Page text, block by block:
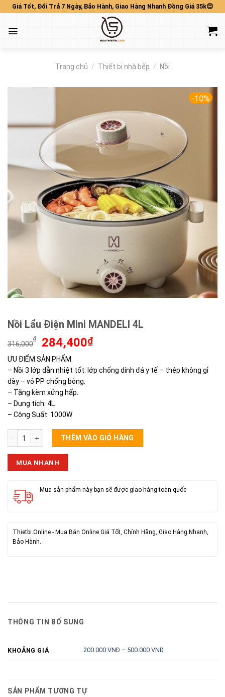
Skip
content
Giá Tốt, Đổi Trả 7 Ngày, Bảo Hành, Giao Hàng Nhanh Đồng Giá 35k😍
Trang chủ / Thiết bị nhà bếp / Nồi
-10%
Nồi Lẩu Điện Mini MANDELI 4L
316,000
₫
Giá
gốc
là:
316,000₫.
284,400₫Giá
là:
ƯU ĐIỂM SẢN PHẨM:
– Nồi 3 lớp dẫn nhiệt tốt: lớp chống dính đá y tế – thép không gỉ
dày – vỏ PP chống bỏng.
– Tặng kèm xửng hấp.
– Dung tích: 4L
– Công Suất: 1000W
Nồi Lẩu Điện Mini MANDELI 4L số lượng
THÊM VÀO GIỎ HÀNG
MUA NHANH
Mua sản phẩm này bạn sẽ được giao hàng toàn quốc
Thietbi.Online - Mua Bán Online Giá Tốt, Chính Hãng, Giao Hàng Nhanh,
Bảo Hành.
THÔNG TIN BỔ SUNG
KHOẢNG GIÁ 200.000 VNĐ – 500.000 VNĐ
SẢN PHẨM TƯƠNG TỰ